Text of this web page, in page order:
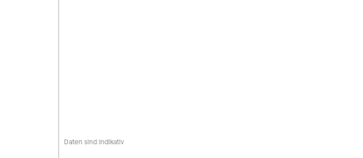
Daten sind indikativ